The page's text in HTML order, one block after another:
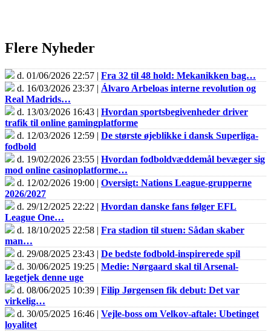
Flere Nyheder
d. 01/06/2026 22:57 | Fra 32 til 48 hold: Mekanikken bag…
d. 16/03/2026 23:37 | Álvaro Arbeloas interne revolution og
Real Madrids…
d. 13/03/2026 16:43 | Hvordan sportsbegivenheder driver
trafik til online gamingplatforme
d. 12/03/2026 12:59 | De største øjeblikke i dansk Superliga-
fodbold
d. 19/02/2026 23:55 | Hvordan fodboldvæddemål bevæger sig
mod online casinoplatforme…
d. 12/02/2026 19:00 | Oversigt: Nations League-grupperne
2026/2027
d. 29/12/2025 22:22 | Hvordan danske fans følger EFL
League One…
d. 18/10/2025 22:58 | Fra stadion til stuen: Sådan skaber
man…
d. 29/08/2025 23:43 | De bedste fodbold-inspirerede spil
d. 30/06/2025 19:25 | Medie: Nørgaard skal til Arsenal-
lægetjek denne uge
d. 08/06/2025 10:39 | Filip Jørgensen fik debut: Det var
virkelig…
d. 30/05/2025 16:46 | Vejle-boss om Velkov-aftale: Ubetinget
loyalitet